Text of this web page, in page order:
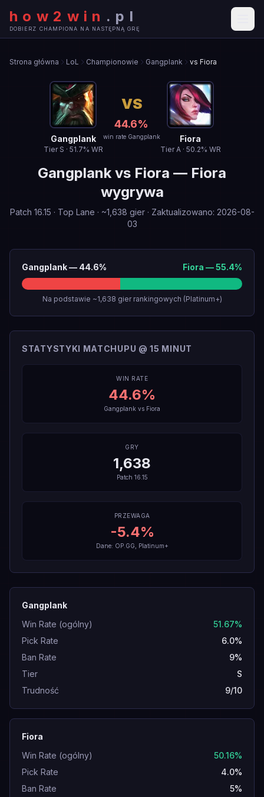
how2win . pl
DOBIERZ CHAMPIONA NA NASTĘPNĄ GRĘ
Strona główna LoL Championowie Gangplank vs Fiora
Gangplank
Tier S · 51.7% WR
VS
44.6%
win rate Gangplank Fiora
TierA· 50.2% WR
Gangplank vs Fiora — Fiora
wygrywa
Patch 16.15 · Top Lane · ~1,638 gier· Zaktualizowano: 2026-08-
03
Gangplank— 44.6% Fiora —55.4%
Na podstawie ~1,638 gier rankingowych (Platinum+)
STATYSTYKI MATCHUPU @ 15 MINUT
WIN RATE
44.6%
Gangplank vs Fiora
GRY
1,638
Patch 16.15
PRZEWAGA
-5.4%
Dane: OP.GG, Platinum+
Gangplank
Win Rate (ogólny)
51.67%
Pick Rate
6.0%
Ban Rate
9%
Tier
S
Trudność
9/10
Fiora
Win Rate (ogólny)
50.16%
Pick Rate
4.0%
Ban Rate
5%